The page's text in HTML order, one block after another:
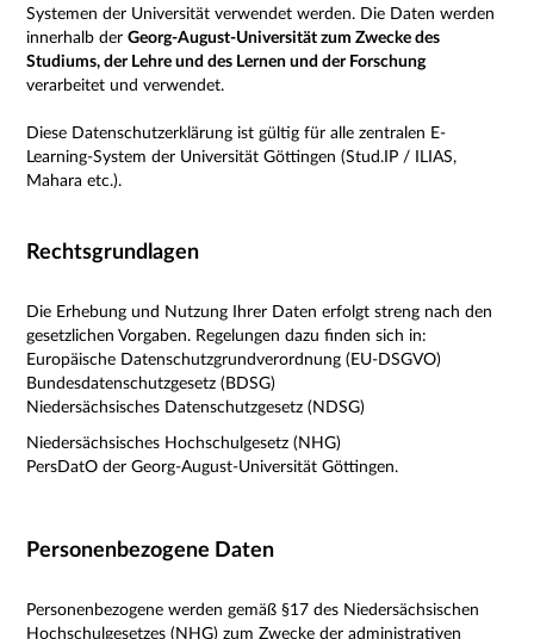
Systemen der Universität verwendet werden. Die Daten werden
innerhalb derGeorg-August-Universität zum Zwecke des
Studiums, der Lehre und des Lernen und der Forschung
verarbeitet und verwendet.
Diese Datenschutzerklärung ist gültig für alle zentralen E-
Learning-System der Universität Göttingen (Stud.IP / ILIAS,
Mahara etc.).
Rechtsgrundlagen
Die Erhebung und Nutzung Ihrer Daten erfolgt streng nach den
gesetzlichen Vorgaben. Regelungen dazu finden sich in:
Europäische Datenschutzgrundverordnung (EU-DSGVO)
Bundesdatenschutzgesetz (BDSG)
Niedersächsisches Datenschutzgesetz (NDSG)
Niedersächsisches Hochschulgesetz (NHG)
PersDatO der Georg-August-Universität Göttingen.
Personenbezogene Daten
Personenbezogene werden gemäß §17 des Niedersächsischen
Hochschulgesetzes (NHG) zum Zwecke der administrativen